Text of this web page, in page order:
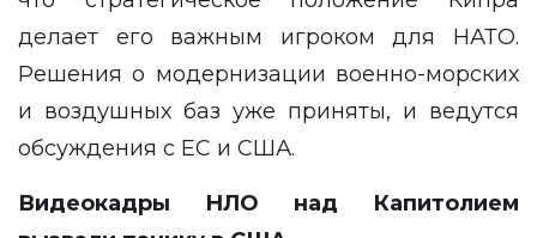
делает его важным игроком для НАТО.
Решения о модернизации военно-морских
и воздушных баз уже приняты, и ведутся
обсуждения с ЕС и США.
Видеокадры НЛО над Капитолием